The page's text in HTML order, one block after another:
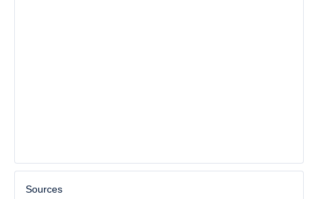
Sources